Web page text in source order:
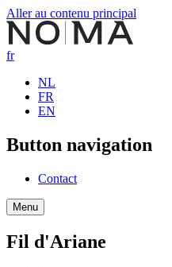
Aller au contenu principal
fr
NL
FR
EN
Button navigation
Contact
Menu
Fil d'Ariane